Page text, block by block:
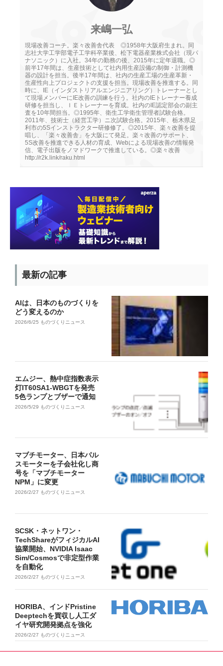
来嶋一弘
現場改善コーチ。楽々改善舎代表 ◎1958年大阪府生まれ。同
志社大学工学部電子工学科卒業後、松下電器産業株式会社（現パ
ナソニック）に入社。34年の勤務の後、2015年に定年退職。◎
前半17年間は、生産技術として社内用生産設備の制御・計測機
器の設計を担当。後半17年間は、社内の生産工場の生産革新・
生産性向上プロジェクトの支援を担当。現場改善を推進する。同
時に、IE（インダストリアルエンジニアリング）トレーナーとし
て現場メンバーにIE改善の訓練を行う。社内のIEトレーナー養成
研修を担当し、ＩＥトレーナーを育成。社内のIE認定部会の副主
査を10年間担当。◎1995年、衛生工学衛生管理者試験合格。
2011年、技術士（経営工学）ニ次試験合格。2015年、栃木県足
利市の5Sインストラクター研修修了。◎2015年、楽々改善を提
唱し、「楽々改善舎」を大阪にて発足。楽々改善のサポート、
5S改善を推進できる人材の育成、Webによる現場改善の情報発
信、電子出版をノマドワークで推進している。◎楽々改善
http://r2k.link/raku.html
最新の記事
AIは、日本のものづくりを
どう変えるのか
2026/6/25 ものづくりニュース
エムジー、熱中症指数表示
灯IT60SA1-WBGTを発売
5色ランプとブザーで通知
2026/5/29 ものづくりニュース
マブチモーター、日本パル
スモーターを子会社化し商
号を「マブチモーター
NPM」に変更
2026/2/27 ものづくりニュース
SCSK・ネットワン・
TechShareがフィジカルAI
協業開始、NVIDIA Isaac
Sim/Cosmosで非定型作業
を自動化
2026/2/27 ものづくりニュース
HORIBA、インドPristine
Deeptechを買収し人工ダ
イヤ研究開発拠点を強化
2026/2/27 ものづくりニュース